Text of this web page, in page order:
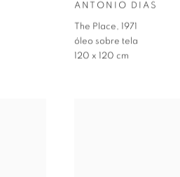
ANTONIO DIAS
The Place, 1971
óleo sobre tela
120 x 120 cm